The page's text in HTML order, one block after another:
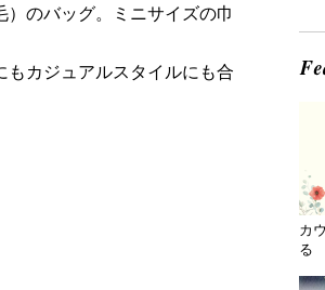
）のバッグ。ミニサイズの巾
カジュアルスタイルにも合
カ
る